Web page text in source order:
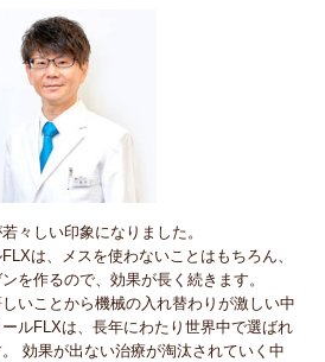
々しい印象になりました。
は、メスを使わないことはもちろん、
を作るので、効果が長く続きます。
いことから機械の入れ替わりが激しい中
ルFLXは、長年にわたり世界中で選ばれ
効果が出ない治療が淘汰されていく中